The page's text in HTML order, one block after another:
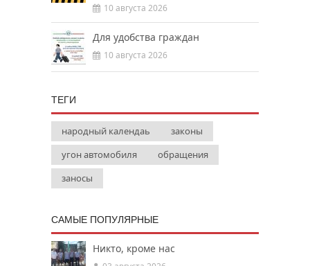
10 августа 2026
Для удобства граждан
10 августа 2026
ТЕГИ
народный календаь
законы
угон автомобиля
обращения
заносы
САМЫЕ ПОПУЛЯРНЫЕ
Никто, кроме нас